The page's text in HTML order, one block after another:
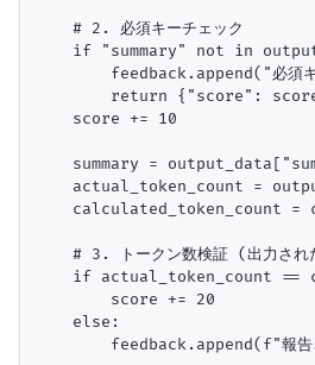
    # 2. 必須キーチェック
if "summary" not in
feedback.append("必須
return {"score":
    score += 10
summary =
actual_token_count =
calculated_token_count =
# 3. トークン数検証 (出力され
if actual_token_count ==
        score += 20
    else:
feedback.append(f"報告